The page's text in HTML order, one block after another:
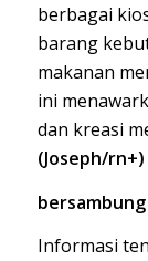
berbagai
barang
makanan
ini
dan kreasi
(Joseph/rn+)
bersambung
Informasi